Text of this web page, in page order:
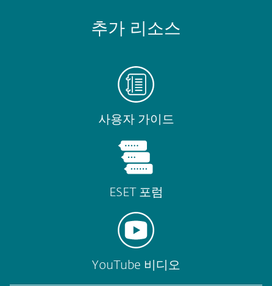
추가 리소스
사용자 가이드
ESET 포럼
YouTube 비디오